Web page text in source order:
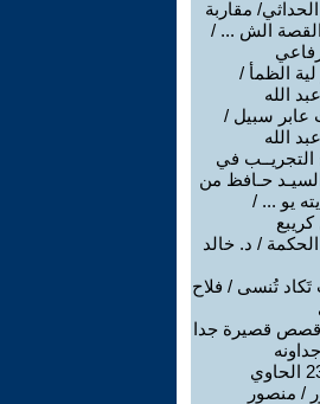
مقاربة
الش ... /
الظمأ /
الله
عابر سبيل /
الله
التجريــب في
حـافظ من
يو ... /
الحكمة / د. خالد
تَكاد تُنسى / فلاح
قصيرة جدا
ديوان 23 الحاوي
/ منصور